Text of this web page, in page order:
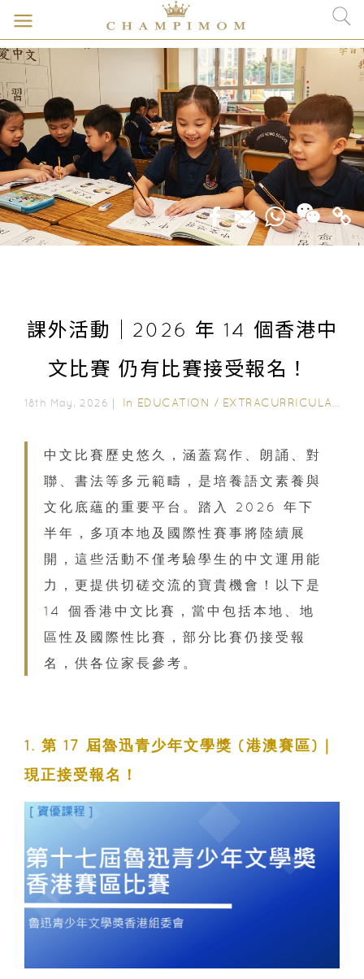
課外活動｜2026 年 14 個香港中
文比賽 仍有比賽接受報名！
18th May, 2026｜ In EDUCATION / EXTRACURRICULAR ACTIVITIES
中文比賽歷史悠久，涵蓋寫作、朗誦、對
聯、書法等多元範疇，是培養語文素養與
文化底蘊的重要平台。踏入 2026 年下
半年，多項本地及國際性賽事將陸續展
開，這些活動不僅考驗學生的中文運用能
力，更提供切磋交流的寶貴機會！以下是
14 個香港中文比賽，當中包括本地、地
區性及國際性比賽，部分比賽仍接受報
名，供各位家長參考。
1. 第 17 屆魯迅青少年文學獎 (港澳賽區)｜
現正接受報名！